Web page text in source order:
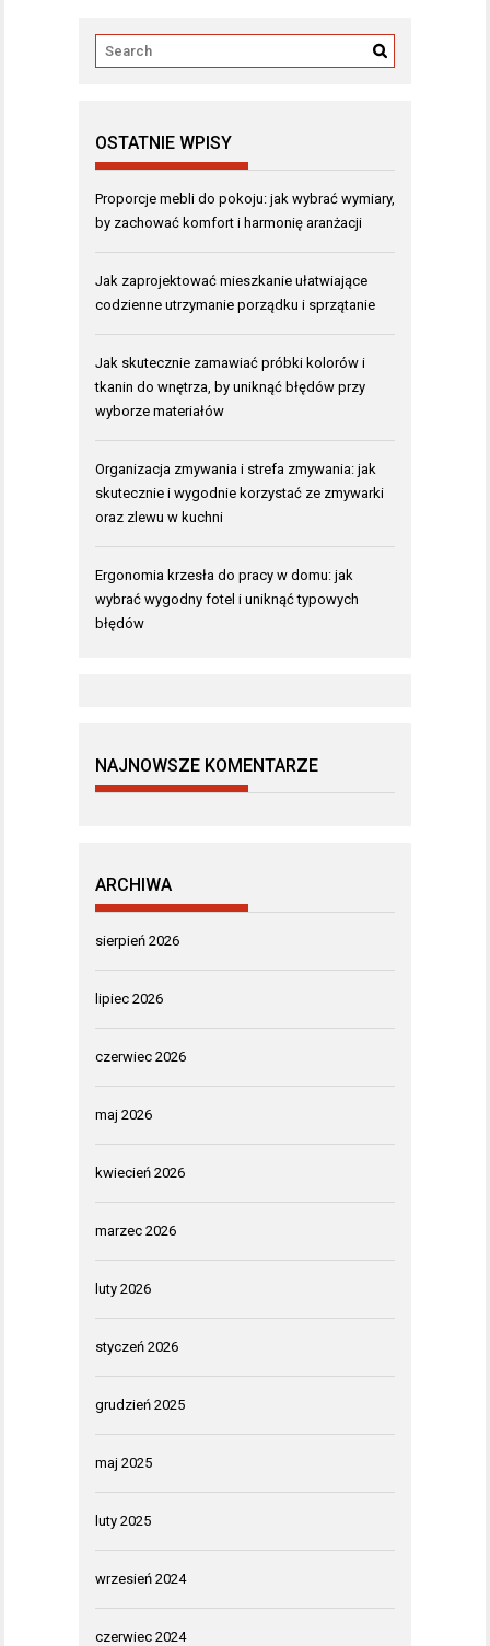
OSTATNIE WPISY
Proporcje mebli do pokoju: jak wybrać wymiary,
by zachować komfort i harmonię aranżacji
Jak zaprojektować mieszkanie ułatwiające
codzienne utrzymanie porządku i sprzątanie
Jak skutecznie zamawiać próbki kolorów i
tkanin do wnętrza, by uniknąć błędów przy
wyborze materiałów
Organizacja zmywania i strefa zmywania: jak
skutecznie i wygodnie korzystać ze zmywarki
oraz zlewu w kuchni
Ergonomia krzesła do pracy w domu: jak
wybrać wygodny fotel i uniknąć typowych
błędów
NAJNOWSZE KOMENTARZE
ARCHIWA
sierpień 2026
lipiec 2026
czerwiec 2026
maj 2026
kwiecień 2026
marzec 2026
luty 2026
styczeń 2026
grudzień 2025
maj 2025
luty 2025
wrzesień 2024
czerwiec 2024